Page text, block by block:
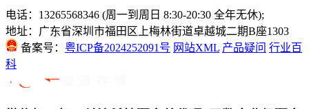
电话：13265568346 (周一到周日 8:30-20:30 全年无休);
地址：广东省深圳市福田区上梅林街道卓越城二期B座1303
备案号： 粤ICP备2024252091号 网站XML 产品疑问 行业百
科